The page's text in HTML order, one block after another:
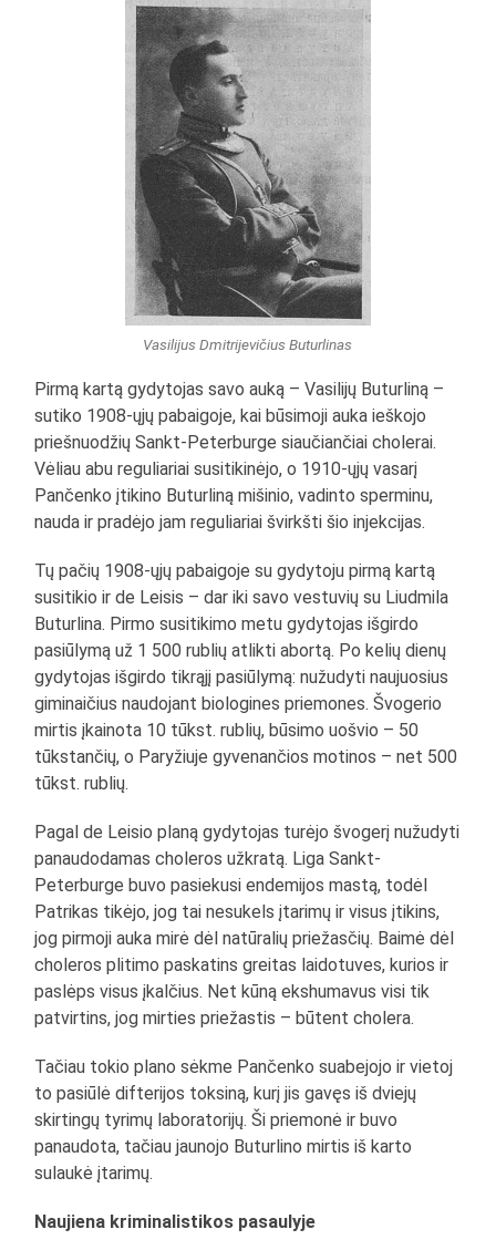
Vasilijus Dmitrijevičius Buturlinas
Pirmą kartą gydytojas savo auką – Vasilijų Buturliną –
sutiko 1908-ųjų pabaigoje, kai būsimoji auka ieškojo
priešnuodžių Sankt-Peterburge siaučiančiai cholerai.
Vėliau abu reguliariai susitikinėjo, o 1910-ųjų vasarį
Pančenko įtikino Buturliną mišinio, vadinto sperminu,
nauda ir pradėjo jam reguliariai švirkšti šio injekcijas.
Tų pačių 1908-ųjų pabaigoje su gydytoju pirmą kartą
susitikio ir de Leisis – dar iki savo vestuvių su Liudmila
Buturlina. Pirmo susitikimo metu gydytojas išgirdo
pasiūlymą už 1 500 rublių atlikti abortą. Po kelių dienų
gydytojas išgirdo tikrąjį pasiūlymą: nužudyti naujuosius
giminaičius naudojant biologines priemones. Švogerio
mirtis įkainota 10 tūkst. rublių, būsimo uošvio – 50
tūkstančių, o Paryžiuje gyvenančios motinos – net 500
tūkst. rublių.
Pagal de Leisio planą gydytojas turėjo švogerį nužudyti
panaudodamas choleros užkratą. Liga Sankt-
Peterburge buvo pasiekusi endemijos mastą, todėl
Patrikas tikėjo, jog tai nesukels įtarimų ir visus įtikins,
jog pirmoji auka mirė dėl natūralių priežasčių. Baimė dėl
choleros plitimo paskatins greitas laidotuves, kurios ir
paslėps visus įkalčius. Net kūną ekshumavus visi tik
patvirtins, jog mirties priežastis – būtent cholera.
Tačiau tokio plano sėkme Pančenko suabejojo ir vietoj
to pasiūlė difterijos toksiną, kurį jis gavęs iš dviejų
skirtingų tyrimų laboratorijų. Ši priemonė ir buvo
panaudota, tačiau jaunojo Buturlino mirtis iš karto
sulaukė įtarimų.
Naujiena kriminalistikos pasaulyje